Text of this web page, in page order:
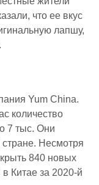
что ее вкус
лапшу,
Yum China.
количество
7 тыс. Они
Несмотря
840 новых
Китае за 2020-й